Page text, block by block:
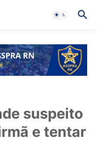
suspeito
e tentar